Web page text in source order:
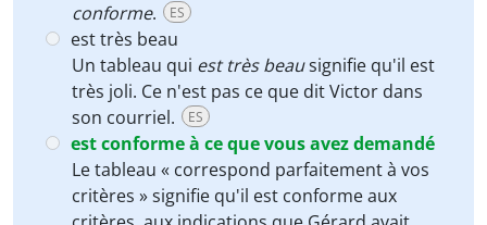
conforme. ES
est très beau
Un tableau qui est très beausignifie qu'il est
très joli. Ce n'est pas ce que dit Victor dans
son courriel.
ES
est conforme à ce que vous avez demandé
Le tableau « correspond parfaitement à vos
critères » signifie qu'il est conforme aux